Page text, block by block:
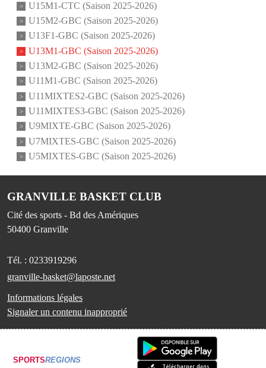
U15M1-CTC (Saison 2025-2026)
U15M2-GBC (Saison 2025-2026)
U13F1-GBC (Saison 2025-2026)
U13M1-GBC (Saison 2025-2026)
U13M2-GBC (Saison 2025-2026)
U11M1-GBC (Saison 2025-2026)
U11MIXTES2-GBC (Saison 2025-2026)
U11MIXTES3-GBC (Saison 2025-2026)
U9MIXTE-GBC (Saison 2025-2026)
U7MIXTES-GBC (Saison 2025-2026)
U5MIXTES-GBC (Saison 2025-2026)
GRANVILLE BASKET CLUB
Cité des sports - Bd des Amériques
50400 Granville
Tél. : 0233919296
granville-basket@laposte.net
Informations légales
Signaler un contenu inapproprié
SPORTSREGIONS